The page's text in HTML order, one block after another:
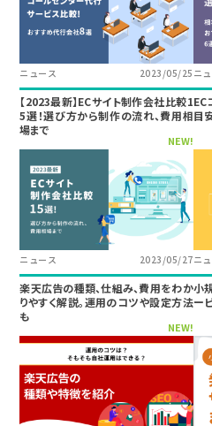
ニュース 2023/05/25 ニ
【2023最新】ECサイト制作会社比較1
5選！選び方から制作の流れ、費用相
場まで
NEW!
ニュース 2023/05/27
EC
目
ニ
楽天広告の種類、仕組み、費用をわか
りやすく解説。運用のコツや設定方法
も
NEW!
小
ー